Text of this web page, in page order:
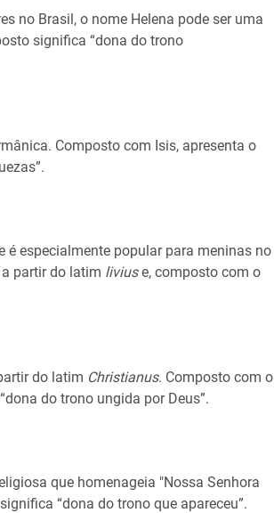
no Brasil, o nome Helena pode ser uma
significa “dona do trono
Composto com Isis, apresenta o
é especialmente popular para meninas no
partir do latim liviuse, composto com o
do latim Christianus. Composto com o
do trono ungida por Deus”.
que homenageia "Nossa Senhora
“dona do trono que apareceu”.